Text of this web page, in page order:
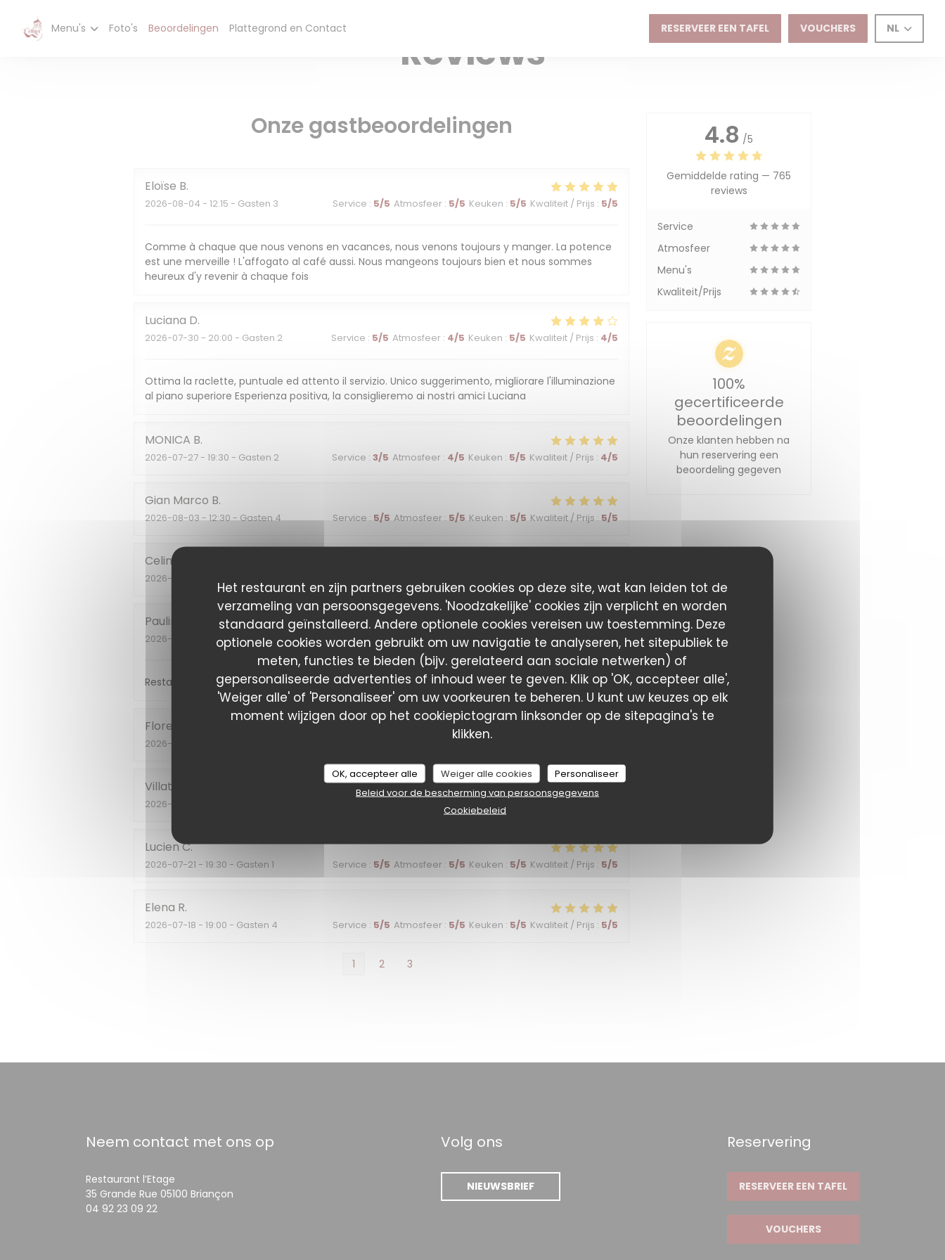
Het restaurant en zijn partners gebruiken cookies op deze site, wat kan leiden tot de
verzameling van persoonsgegevens. 'Noodzakelijke' cookies zijn verplicht en worden
standaard geïnstalleerd. Andere optionele cookies vereisen uw toestemming. Deze
optionele cookies worden gebruikt om uw navigatie te analyseren, het sitepubliek te
meten, functies te bieden (bijv. gerelateerd aan sociale netwerken) of
gepersonaliseerde advertenties of inhoud weer te geven. Klik op 'OK, accepteer alle',
'Weiger alle' of 'Personaliseer' om uw voorkeuren te beheren. U kunt uw keuzes op elk
moment wijzigen door op het cookiepictogram linksonder op de sitepagina's te
klikken.
OK, accepteer alle Weiger alle cookies
Personaliseer
Beleid voor de bescherming van persoonsgegevens
Cookiebeleid
Menu's Foto's Beoordelingen Plattegrond en Contact RESERVEER EEN TAFEL VOUCHERS NL
LOKAAL GEPRODUCEERD VOEDSELRESTAURANT — BRIANÇON
Reviews
Onze gastbeoordelingen
Eloïse B
2026-08-04 - 12:15 - Gasten 3 Service : 5/5 Atmosfeer : 5/5 Keuken : 5/5 Kwaliteit / Prijs : 5/5
Comme à chaque que nous venons en vacances, nous venons toujours y manger. La potence
est une merveille ! L'affogato al café aussi. Nous mangeons toujours bien et nous sommes
heureux d'y revenir à chaque fois
Luciana D
2026-07-30 - 20:00 - Gasten 2 Service : 5/5 Atmosfeer : 4/5 Keuken : 5/5 Kwaliteit / Prijs : 4/5
Ottima la raclette, puntuale ed attento il servizio. Unico suggerimento, migliorare l'illuminazione
al piano superiore Esperienza positiva, la consiglieremo ai nostri amici Luciana
MONICA B
2026-07-27 - 19:30 - Gasten 2 Service : 3/5 Atmosfeer : 4/5 Keuken : 5/5 Kwaliteit / Prijs : 4/5
Gian Marco B
2026-08-03- 12:30 - Gasten 4 Service : 5/5 Atmosfeer : 5/5 Keuken : 5/5 Kwaliteit / Prijs : 5/5
Celine
2026-07-27
Pauline
2026-07-17 - 20:15 - Gasten 2 Service: 5/5 Atmosfeer: 5 /5 Keuken: 5/5 Kwaliteit / Prijs: 5/5
Restaurant incontournable pour les vacances, service et cuisine au top !
Florent
2026-07-28
Villata
2026-07-23 4 /5 Keuken :
LucienC
2026-07-21 - 19:30 - Gasten 1 Service : 5/5 Atmosfeer : 5/5 Keuken : 5/5 Kwaliteit / Prijs : 5/5
Elena R
2026-07-18 - 19:00 - Gasten 4 Service : 5/5 Atmosfeer : 5/5 Keuken : 5/5 Kwaliteit / Prijs : 5/5
1 2 3
4.8 /5
Gemiddelde rating — 765
reviews
Service
Atmosfeer
Menu's
Kwaliteit/Prijs
100%
gecertificeerde
beoordelingen
Onze klanten hebben na
hun reservering een
beoordeling gegeven
Neem contact met ons op
Restaurant l’Etage
35 Grande Rue 05100 Briançon
04 92 23 09 22
Volg ons
NIEUWSBRIEF
Reservering
RESERVEER EEN TAFEL
VOUCHERS